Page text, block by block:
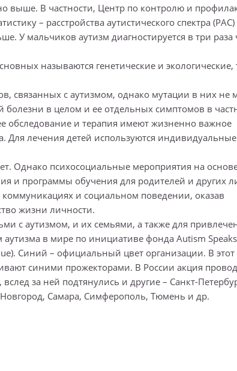
выше. В частности, Центр по контролю и
– расстройства аутистического спектра (РАС)
У мальчиков аутизм диагностируется в три
называются генетические и экологические,
с аутизмом, однако мутации в них не
болезни в целом и ее отдельных симптомов в
и терапия имеют жизненно важное
Для лечения детей используются индивидуальные
Однако психосоциальные мероприятия на
и программы обучения для родителей и других
и социальном поведении, оказав
жизни личности.
с аутизмом, и их семьями, а также для
в мире по инициативе фонда Autism Speaks
Синий – официальный цвет организации. В
синими прожекторами. В России акция
за ней подтянулись и другие – Санкт-
Самара, Симферополь, Тюмень и др.